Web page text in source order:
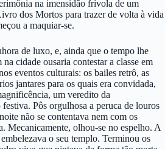
na imensidão frívola de um
dos Mortos para trazer de volta à vida
a maquiar-se.
de luxo, e, ainda que o tempo lhe
cidade ousaria contestar a classe em
eventos culturais: os bailes retrô, as
jantares para os quais era convidada,
um veredito da
Pôs orgulhosa a peruca de louros
não se contentava nem com os
Mecanicamente, olhou-se no espelho. A
o seu templo. Terminou os